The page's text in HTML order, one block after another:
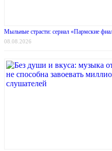
Мыльные страсти: сериал «Пармские
08.08.2026